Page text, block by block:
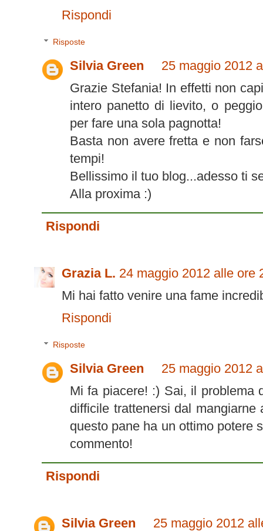
Rispondi
Risposte
Silvia Green
25 maggio 2012
Grazie Stefania! In effetti non
intero panetto di lievito, o
per fare una sola pagnotta!
Basta non avere fretta e non
tempi!
Bellissimo il tuo blog...adesso ti
Alla proxima :)
Rispondi
Grazia L. 24 maggio 2012 alle ore
Mi hai fatto venire una fame
Rispondi
Risposte
Silvia Green
25 maggio 2012
Mi fa piacere! :) Sai, il problema
difficile trattenersi dal
questo pane ha un ottimo potere
commento!
Rispondi
Silvia Green
25 maggio 2012